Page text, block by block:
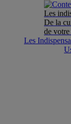
Les
De la
de
Les